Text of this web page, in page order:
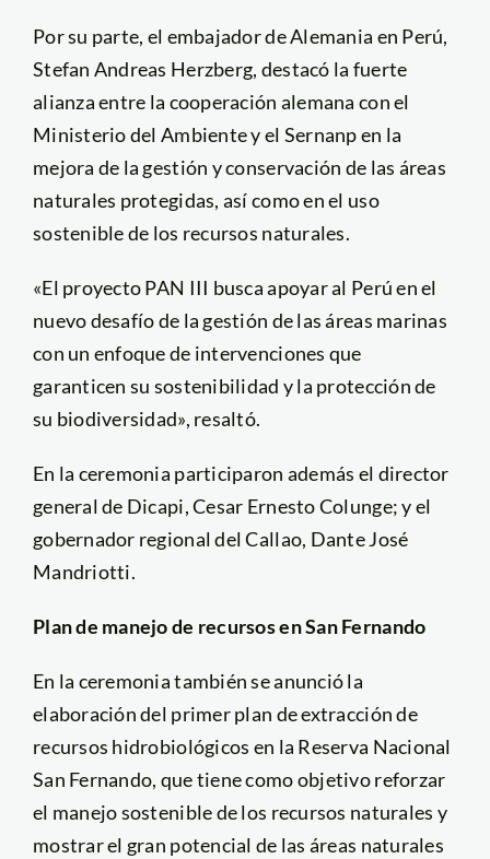
Por su parte, el embajador de Alemania en Perú,
Stefan Andreas Herzberg, destacó la fuerte
alianza entre la cooperación alemana con el
Ministerio del Ambiente y el Sernanp en la
mejora de la gestión y conservación de las áreas
naturales protegidas, así como en el uso
sostenible de los recursos naturales.
«El proyecto PAN III busca apoyar al Perú en el
nuevo desafío de la gestión de las áreas marinas
con un enfoque de intervenciones que
garanticen su sostenibilidad y la protección de
su biodiversidad», resaltó.
En la ceremonia participaron además el director
general de Dicapi, Cesar Ernesto Colunge; y el
gobernador regional del Callao, Dante José
Mandriotti.
Plan de manejo de recursos en San Fernando
En la ceremonia también se anunció la
elaboración del primer plan de extracción de
recursos hidrobiológicos en la Reserva Nacional
San Fernando, que tiene como objetivo reforzar
el manejo sostenible de los recursos naturales y
mostrar el gran potencial de las áreas naturales